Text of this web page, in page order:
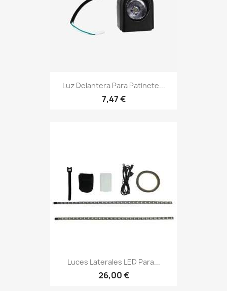
Luz Delantera Para Patinete...
7,47 €
Luces Laterales LED Para...
26,00 €